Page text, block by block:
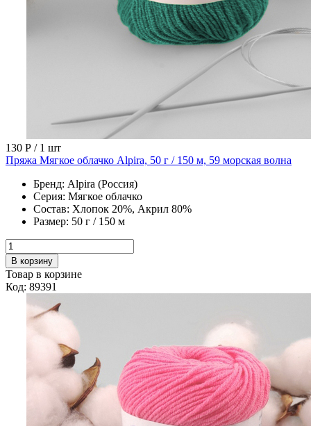
130 Р / 1 шт
Пряжа Мягкое облачко Alpira, 50 г / 150 м, 59 морская волна
Бренд: Alpira (Россия)
Серия: Мягкое облачко
Состав: Хлопок 20%, Акрил 80%
Размер: 50 г / 150 м
В корзину
Товар в корзине
Код: 89391